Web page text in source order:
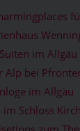
im Allgäu
Alp bei
im Allgäu
Schloss